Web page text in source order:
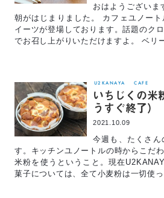
おはようございま
朝がはじまりました。 カフェユノー
イーツが登場しております。話題のク
でお召し上がりいただけますよ。 ベリ
U2KANAYA CAFE
いちじくの米
うすぐ終了）
2021.10.09
今週も、たくさん
す。キッチンユノートルの時からこだ
米粉を使うということ。現在
菓子については、全て小麦粉は一切使